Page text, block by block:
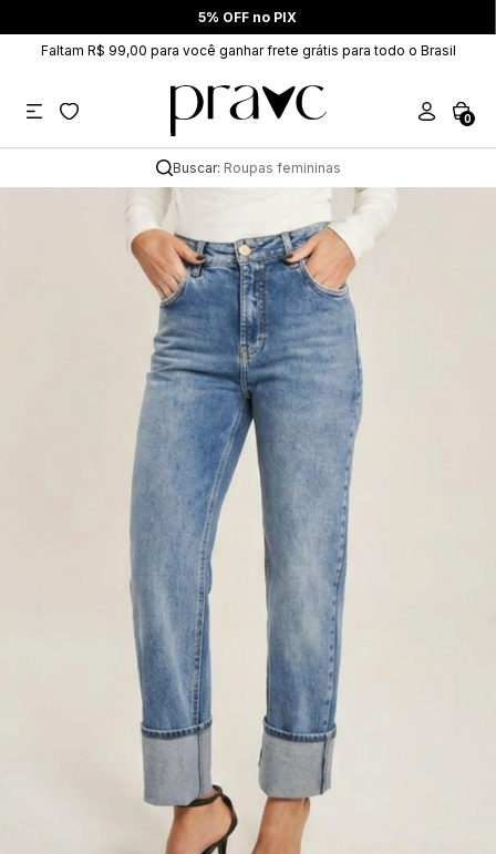
5% OFF no PIX
Faltam R$ 99,00 para você ganhar frete grátis para todo o Brasil
0
Buscar: Roupas femininas